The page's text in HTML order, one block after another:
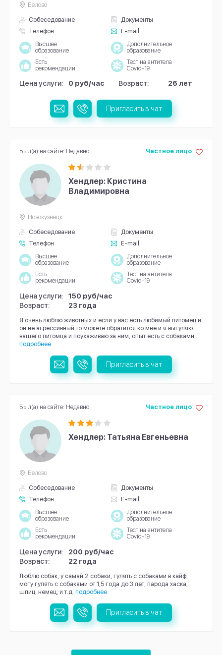
Собеседование
Документы
Телефон
E-mail
Белово
Высшее
образование
Дополнительное
образование
Есть
рекомендации
Тест на антитела
Covid-19
Цена услуги: 0 руб/час Возраст: 26 лет
Пригласить в чат
Хендлер: Кристина
Владимировна
Собеседование
Документы
Телефон
E-mail
Частное лицо
Новокузнецк
Высшее
образование
Дополнительное
образование
Есть
рекомендации
Тест на антитела
Covid-19
Цена услуги:
150 руб/час
Возраст:
23 года
Я очень люблю животных и если у вас есть любимый питомец и
он не агрессивный то можете обратится ко мне и я выгуляю
вашего питомца и поухаживаю за ним, опыт есть с собаками...
подробнее
Был(а) на сайте: Недавно
Пригласить в чат
Хендлер: Татьяна Евгеньевна
Собеседование
Документы
Телефон
E-mail
Частное лицо
Белово
Высшее
образование
Дополнительное
образование
Есть
рекомендации
Тест на антитела
Covid-19
Цена услуги:
200 руб/час
Возраст:
22 года
Люблю собак, у самай 2 собаки, гулять с собаками в кайф,
могу гулять с собаками от 1,5 года до 3 лет, парода хаска,
шпиц, немец, и т.д. подробнее
Был(а) на сайте: Недавно
Пригласить в чат